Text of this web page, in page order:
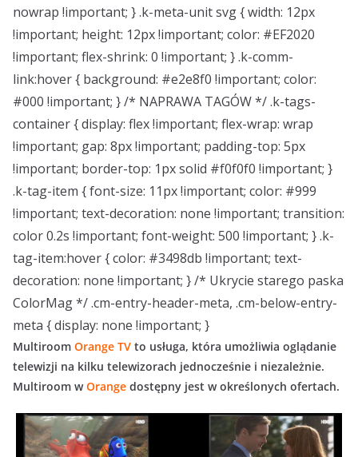
nowrap !important; } .k-meta-unit svg { width: 12px
!important; height: 12px !important; color: #EF2020
!important; flex-shrink: 0 !important; } .k-comm-
link:hover { background: #e2e8f0 !important; color:
#000 !important; } /* NAPRAWA TAGÓW */ .k-tags-
container { display: flex !important; flex-wrap: wrap
!important; gap: 8px !important; padding-top: 5px
!important; border-top: 1px solid #f0f0f0 !important; }
.k-tag-item { font-size: 11px !important; color: #999
!important; text-decoration: none !important; transition:
color 0.2s !important; font-weight: 500 !important; } .k-
tag-item:hover { color: #3498db !important; text-
decoration: none !important; } /* Ukrycie starego paska
ColorMag */ .cm-entry-header-meta, .cm-below-entry-
meta { display: none !important; }
Multiroom Orange TV to usługa, która umożliwia oglądanie
telewizji na kilku telewizorach jednocześnie i niezależnie.
Multiroom wOrange dostępny jest w określonych ofertach.